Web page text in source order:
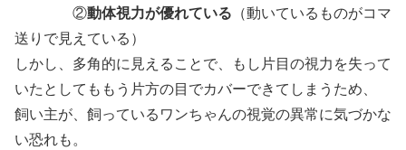
②動体視力が優れている （動いているものがコマ
送りで見えている）
しかし、多角的に見えることで、もし片目の視力を失って
いたとしてももう片方の目でカバーできてしまうため、
飼い主が、飼っているワンちゃんの視覚の異常に気づかな
い恐れも。